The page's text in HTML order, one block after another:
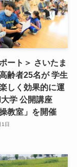
ート＞ さいたま
齢者25名が 学生
しく効果的に運
学 公開講座
教室」を開催
日